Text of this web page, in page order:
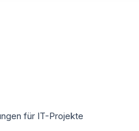
für IT-Projekte